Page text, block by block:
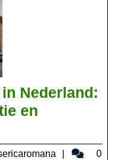
Nederland:
en
0